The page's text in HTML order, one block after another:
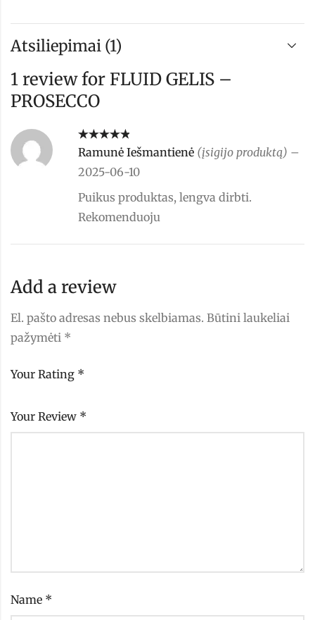
Atsiliepimai (1)
1 review for FLUID GELIS –
PROSECCO
Įvertinimas:
5iš 5
Ramunė Iešmantienė (įsigijo produktą) –
2025-06-10
Puikus produktas, lengva dirbti.
Rekomenduoju
Add a review
El. pašto adresas nebus skelbiamas. Būtini laukeliai
pažymėti *
Your Rating *
Your Review *
Name *